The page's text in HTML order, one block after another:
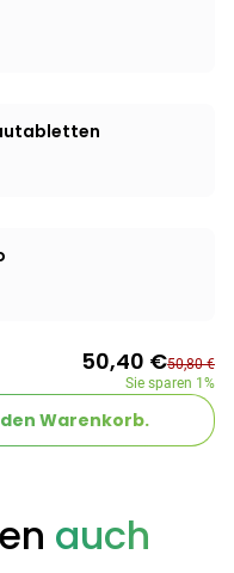
50,40 €50,80 €
Sie sparen 1%
Warenkorb.
auch